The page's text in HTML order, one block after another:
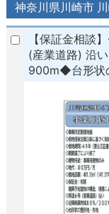
神奈川県川崎市
【保証金相談
(産業道路) 沿
900m◆台形状